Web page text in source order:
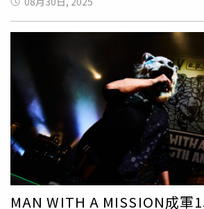
勸你們，好好對待自己的太太。」梁
表示七夕當天回家，就發現蕭淑慎為
。他強調，蕭淑慎是第一次煮
照他的喜好，特地為他加了許多蔥花，
道就像日本道地一樣，真的很感動。」
起前陣子的風波：「前陣子因為一些事
己的愚蠢和白目的行為，還有高調的做
們所看到的一些事件。」並透露自己相
（自己）這麼愚蠢，犯了這種錯誤，
信，怎麼可以這麼笨。」梁軒安稱讚
沒過著貴婦的生活，還要服侍公婆、
維護彼此雙方的家庭關係，還學會了超
MAN WITH A MISSION成